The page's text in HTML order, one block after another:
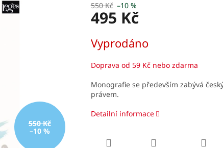
550 Kč
–10 %
550 Kč –10 %
495 Kč
cena:
Vyprodáno
Doprava od 59 Kč nebo zdarma
Monografie se především zabývá
právem.
Detailní informace